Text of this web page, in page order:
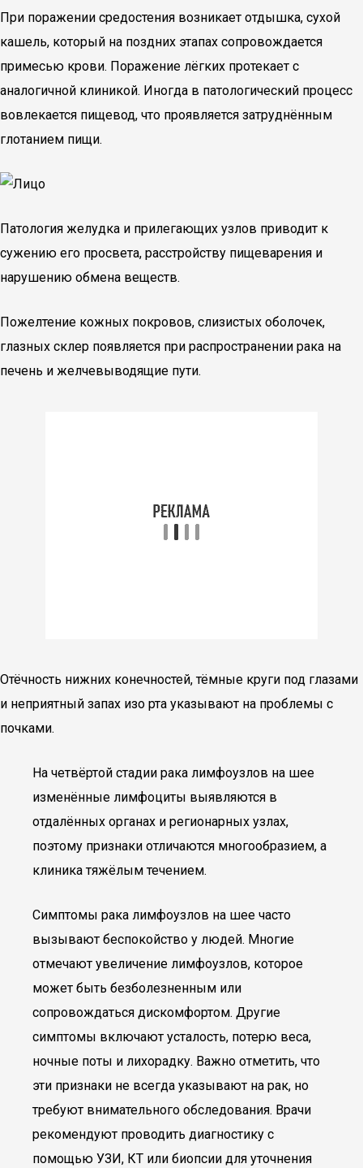
При поражении средостения возникает отдышка, сухой
кашель, который на поздних этапах сопровождается
примесью крови. Поражение лёгких протекает с
аналогичной клиникой. Иногда в патологический процесс
вовлекается пищевод, что проявляется затруднённым
глотанием пищи.
Патология желудка и прилегающих узлов приводит к
сужению его просвета, расстройству пищеварения и
нарушению обмена веществ.
Пожелтение кожных покровов, слизистых оболочек,
глазных склер появляется при распространении рака на
печень и желчевыводящие пути.
Отёчность нижних конечностей, тёмные круги под глазами
и неприятный запах изо рта указывают на проблемы с
почками.
На четвёртой стадии рака лимфоузлов на шее
изменённые лимфоциты выявляются в
отдалённых органах и регионарных узлах,
поэтому признаки отличаются многообразием, а
клиника тяжёлым течением.
Симптомы рака лимфоузлов на шее часто
вызывают беспокойство у людей. Многие
отмечают увеличение лимфоузлов, которое
может быть безболезненным или
сопровождаться дискомфортом. Другие
симптомы включают усталость, потерю веса,
ночные поты и лихорадку. Важно отметить, что
эти признаки не всегда указывают на рак, но
требуют внимательного обследования. Врачи
рекомендуют проводить диагностику с
помощью УЗИ, КТ или биопсии для уточнения